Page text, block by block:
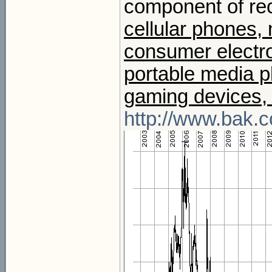
component of
cellular phones,
consumer
portable media
gaming
http://